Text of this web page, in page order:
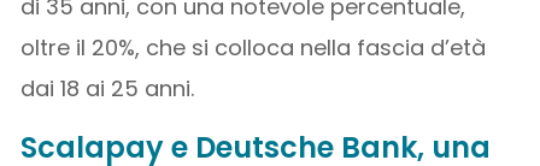
di 35 anni, con una notevole percentuale,
oltre il 20%, che si colloca nella fascia d’età
dai 18 ai 25 anni.
Scalapay e Deutsche Bank, una